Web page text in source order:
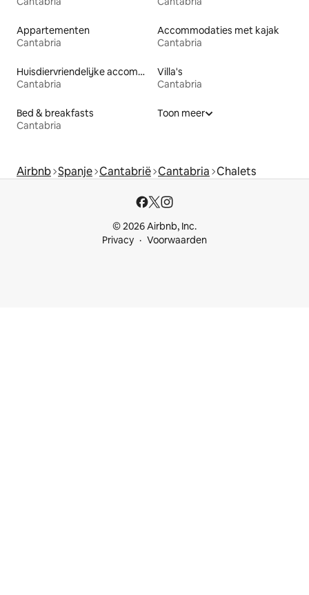
Appartementen
Cantabria
Accommodaties met kajak
Cantabria
Huisdiervriendelijke accommodaties
Cantabria
Villa's
Cantabria
Bed & breakfasts
Cantabria
Toon meer
Airbnb Spanje Cantabrië Cantabria Chalets
© 2026 Airbnb, Inc.
Privacy
Voorwaarden